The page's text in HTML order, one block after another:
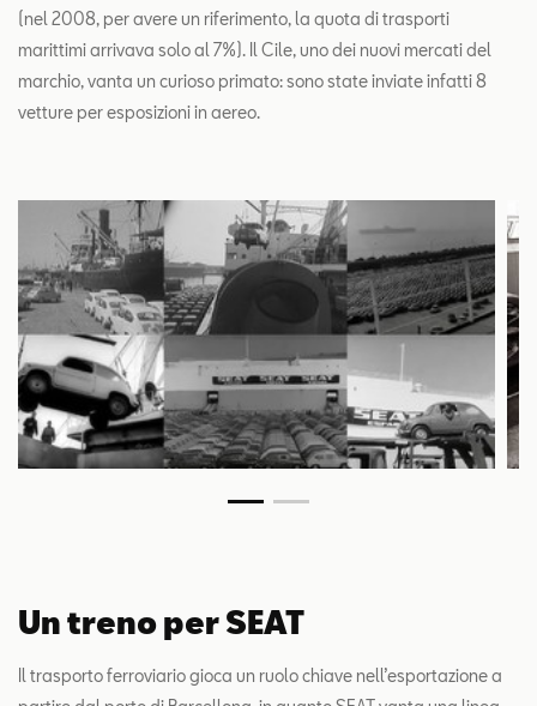
(nel 2008, per avere un riferimento, la quota di trasporti
marittimi arrivava solo al 7%). Il Cile, uno dei nuovi mercati del
marchio, vanta un curioso primato: sono state inviate infatti 8
vetture per esposizioni in aereo.
Un treno per SEAT
Il trasporto ferroviario gioca un ruolo chiave nell’esportazione a